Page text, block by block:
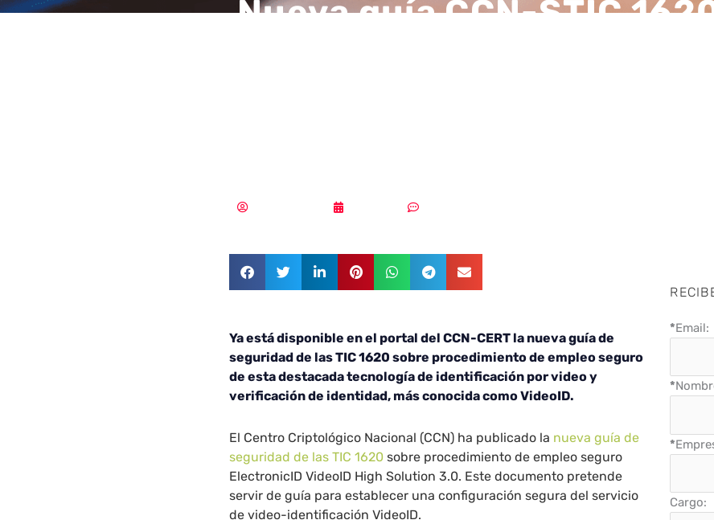
Nueva guía CCN-STIC
Ya está disponible en el portal del CCN-CERT la nueva guía de
seguridad de las TIC 1620 sobre procedimiento de empleo seguro
de esta destacada tecnología de identificación por video y
verificación de identidad, más conocida como VideoID.
El Centro Criptológico Nacional (CCN) ha publicado la nueva guía de
seguridad de las TIC 1620 sobre procedimiento de empleo seguro
ElectronicID VideoID High Solution 3.0. Este documento pretende
servir de guía para establecer una configuración segura del servicio
de video-identificación VideoID.
*Email:
*
*
Cargo: